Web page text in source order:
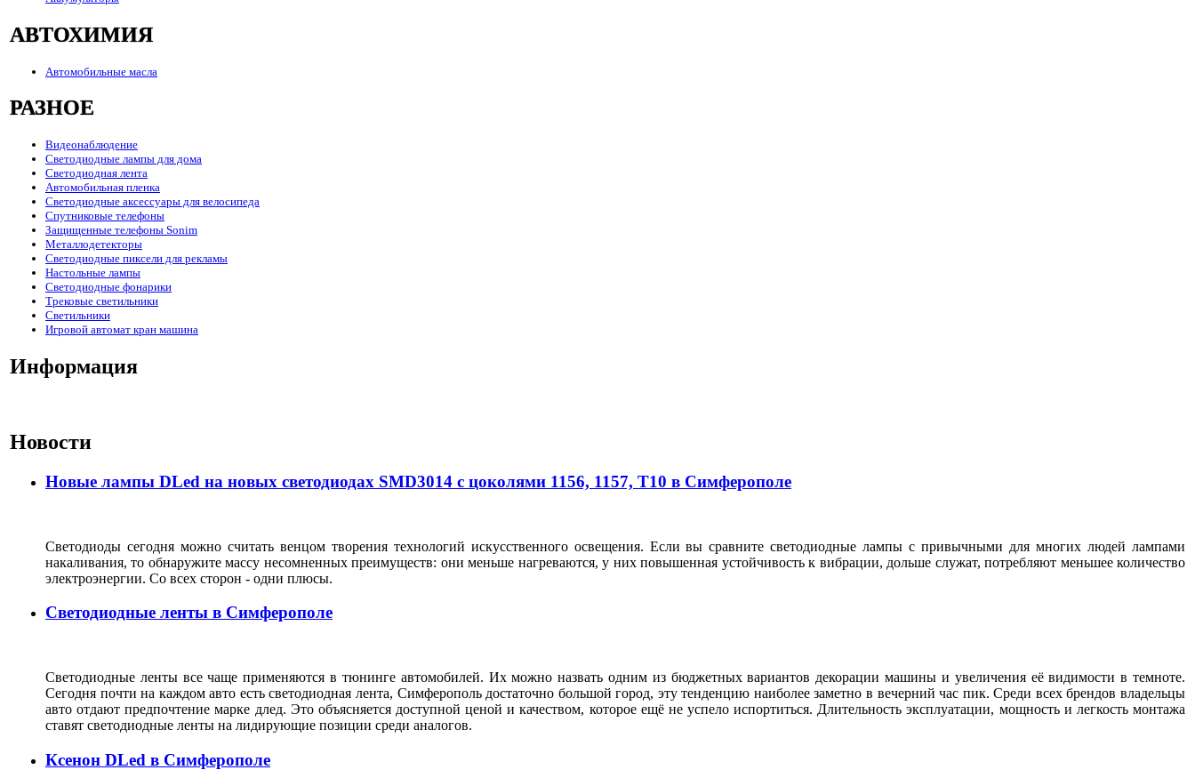
АВТОХИМИЯ
Автомобильные масла
РАЗНОЕ
Видеонаблюдение
Светодиодные лампы для дома
Светодиодная лента
Автомобильная пленка
Светодиодные аксессуары для велосипеда
Спутниковые телефоны
Защищенные телефоны Sonim
Металлодетекторы
Светодиодные пиксели для рекламы
Настольные лампы
Светодиодные фонарики
Трековые светильники
Светильники
Игровой автомат кран машина
Информация
Новости
Новые лампы DLed на новых светодиодах SMD3014 с цоколями 1156, 1157, T10 в Симферополе
Светодиоды сегодня можно считать венцом творения технологий искусственного освещения. Если вы сравните светодиодные лампы с привычными для многих людей лампами
накаливания, то обнаружите массу несомненных преимуществ: они меньше нагреваются, у них повышенная устойчивость к вибрации, дольше служат, потребляют меньшее количество
электроэнергии. Со всех сторон - одни плюсы.
Светодиодные ленты в Симферополе
Светодиодные ленты все чаще применяются в тюнинге автомобилей. Их можно назвать одним из бюджетных вариантов декорации машины и увеличения её видимости в темноте.
Сегодня почти на каждом авто есть светодиодная лента, Симферополь достаточно большой город, эту тенденцию наиболее заметно в вечерний час пик. Среди всех брендов владельцы
авто отдают предпочтение марке длед. Это объясняется доступной ценой и качеством, которое ещё не успело испортиться. Длительность эксплуатации, мощность и легкость монтажа
ставят светодиодные ленты на лидирующие позиции среди аналогов.
Ксенон DLed в Симферополе